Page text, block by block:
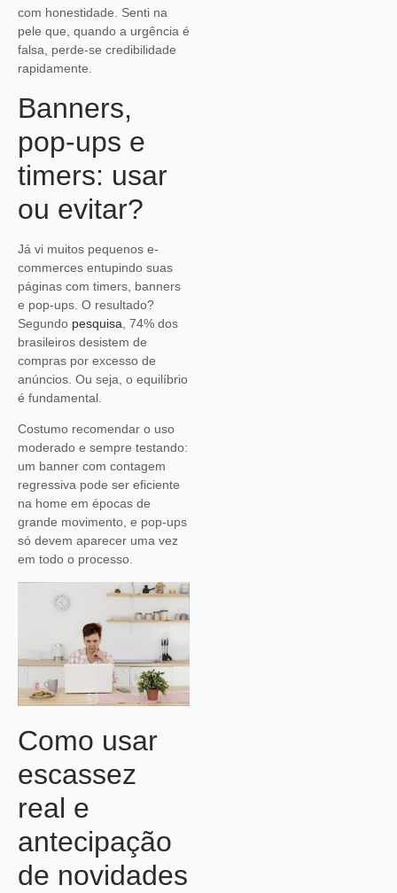
com honestidade. Senti na
pele que, quando a urgência é
falsa, perde-se credibilidade
rapidamente.
Banners,
pop-ups e
timers: usar
ou evitar?
Já vi muitos pequenos e-
commerces entupindo suas
páginas com timers, banners
e pop-ups. O resultado?
Segundo pesquisa , 74% dos
brasileiros desistem de
compras por excesso de
anúncios. Ou seja, o equilíbrio
é fundamental.
Costumo recomendar o uso
moderado e sempre testando:
um banner com contagem
regressiva pode ser eficiente
na home em épocas de
grande movimento, e pop-ups
só devem aparecer uma vez
em todo o processo.
Como usar
escassez
real e
antecipação
de novidades